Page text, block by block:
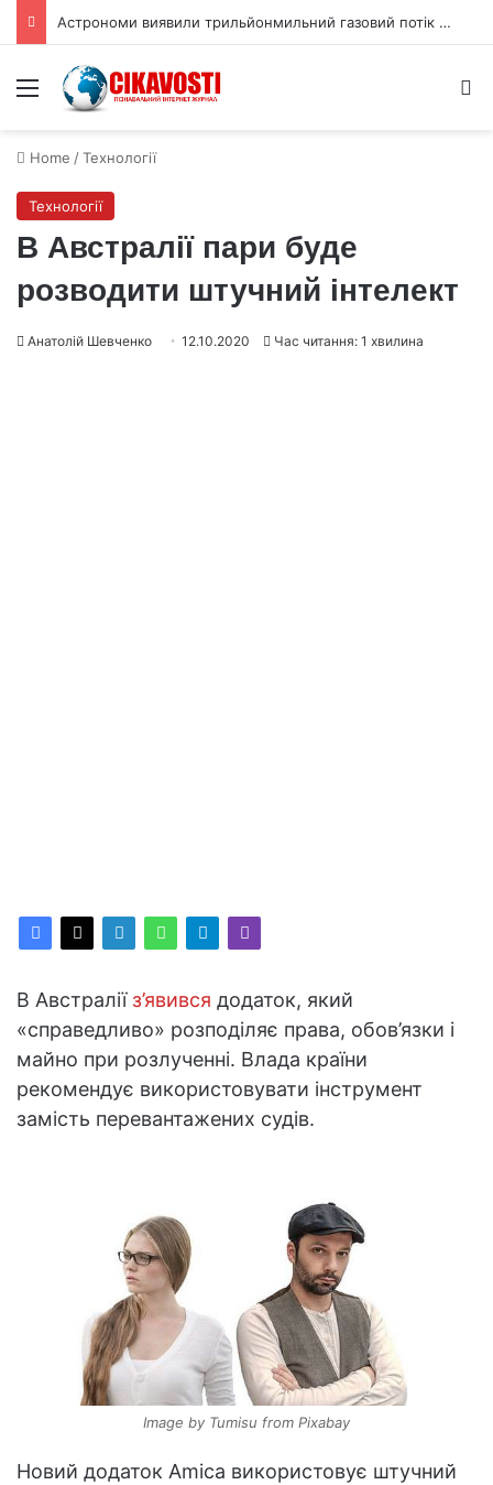
Астрономи виявили трильйонмильний газовий потік до GW Оріона
Menu
Home /Технології
Технології
В Австралії пари буде
розводити штучний інтелект
Анатолій Шевченко 12.10.2020 Час читання: 1 хвилина
В Австралії з’явився додаток, який
«справедливо» розподіляє права, обов’язки і
майно при розлученні. Влада країни
рекомендує використовувати інструмент
замість перевантажених судів.
Image by Tumisu from Pixabay
Новий додаток Amica використовує штучний